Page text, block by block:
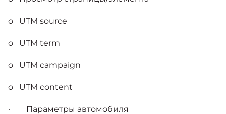
o UTM source
o UTM term
o UTM campaign
o UTM content
· Параметры автомобиля